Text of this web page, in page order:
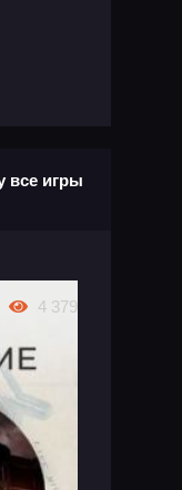
все игры
4 379